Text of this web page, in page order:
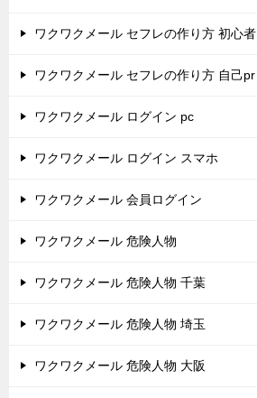
ワクワクメール セフレの作り方 初心者
ワクワクメール セフレの作り方 自己pr
ワクワクメール ログイン pc
ワクワクメール ログイン スマホ
ワクワクメール 会員ログイン
ワクワクメール 危険人物
ワクワクメール 危険人物 千葉
ワクワクメール 危険人物 埼玉
ワクワクメール 危険人物 大阪